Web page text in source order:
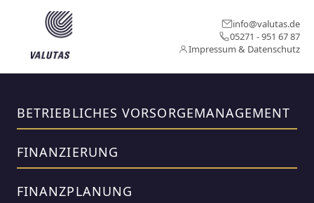
info@valutas.de
05271 - 951 67 87
Impressum & Datenschutz
BETRIEBLICHES VORSORGEMANAGEMENT
FINANZIERUNG
FINANZPLANUNG